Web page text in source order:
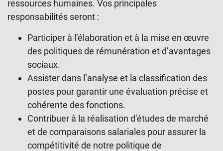
ressources humaines. Vos principales
responsabilités seront :
Participer à l’élaboration et à la mise en œuvre
des politiques de rémunération et d’avantages
sociaux.
Assister dans l’analyse et la classification des
postes pour garantir une évaluation précise et
cohérente des fonctions.
Contribuer à la réalisation d’études de marché
et de comparaisons salariales pour assurer la
compétitivité de notre politique de